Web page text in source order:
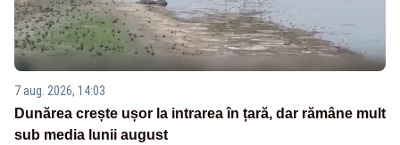
7 aug. 2026, 14:03
Dunărea crește ușor la intrarea în țară, dar rămâne mult
sub media lunii august